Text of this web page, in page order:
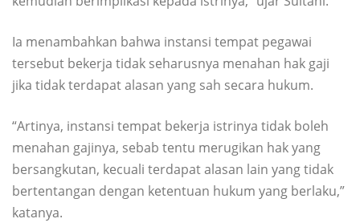
Ia menambahkan bahwa instansi tempat pegawai
tersebut bekerja tidak seharusnya menahan hak gaji
jika tidak terdapat alasan yang sah secara hukum.
“Artinya, instansi tempat bekerja istrinya tidak boleh
menahan gajinya, sebab tentu merugikan hak yang
bersangkutan, kecuali terdapat alasan lain yang tidak
bertentangan dengan ketentuan hukum yang berlaku,”
katanya.